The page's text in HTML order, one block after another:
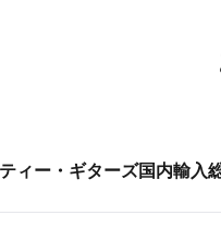
ィー・ギターズ国内輸入